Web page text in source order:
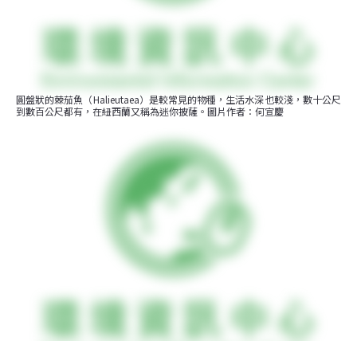
圓盤狀的棘茄魚（Halieutaea）是較常見的物種，生活水深也較淺，數十公尺
到數百公尺都有，在紐西蘭又稱為迷你披薩。圖片作者：何宣慶